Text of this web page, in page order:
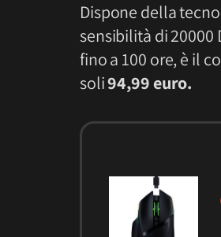
Dispone della
sensibilità di 20000
fino a 100 ore, è il
soli94,99 euro.